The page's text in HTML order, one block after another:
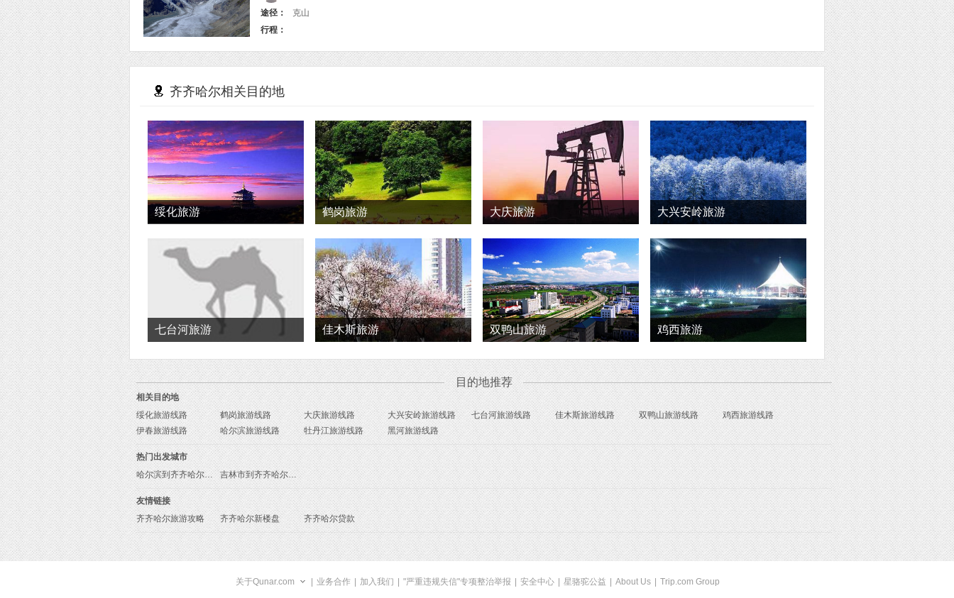
途径：
克山
行程：
齐齐哈尔相关目的地
绥化旅游 鹤岗旅游 大庆旅游 大兴安岭旅游
七台河旅游 佳木斯旅游 双鸭山旅游 鸡西旅游
目的地推荐
相关目的地
绥化旅游线路
鹤岗旅游线路 大庆旅游线路 大兴安岭旅游线路 七台河旅游线路 佳木斯旅游线路 双鸭山旅游线路
鸡西旅游线路
伊春旅游线路
哈尔滨旅游线路 牡丹江旅游线路 黑河旅游线路
热门出发城市
哈尔滨到齐齐哈尔旅游报价
吉林市到齐齐哈尔旅游报价
友情链接
齐齐哈尔旅游攻略
齐齐哈尔新楼盘 齐齐哈尔贷款
关于Qunar.com 业务合作 加入我们 "严重违规失信"专项整治举报 安全中心 星骆驼公益 About Us Trip.com Group